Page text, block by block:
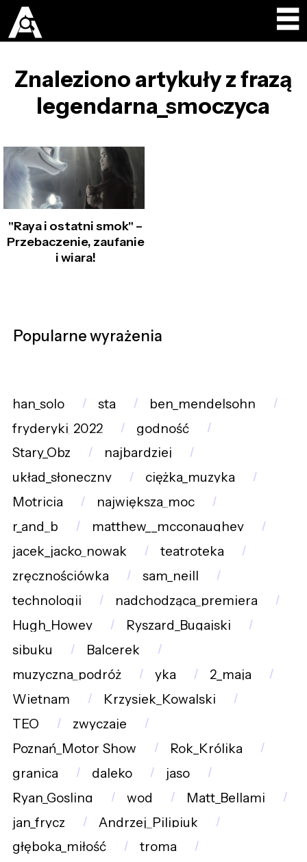
Znaleziono artykuły z frazą
legendarna_smoczyca
"Raya i ostatni smok" –
Przebaczenie, zaufanie
i wiara!
Popularne wyrażenia
han_solo sta
ben_mendelsohn
fryderyki_2022
godność
Stary_Obz
najbardziej
układ_słoneczny
ciężka_muzyka
Motricia
największa_moc
r_and_b
matthew__mcconaughey
jacek_jacko_nowak
teatroteka
zręcznościówka
sam_neill
technologii
nadchodząca_premiera
Hugh_Howey
Ryszard_Bugajski
sibuku
Balcerek
muzyczna_podróż
yka
2_maja
Wietnam
Krzysiek_Kowalski
TEO
zwyczaje
Poznań_Motor_Show
Rok_Królika
granica
daleko
jaso
Ryan_Gosling
wod
Matt_Bellami
jan_frycz
Andrzej_Pilipiuk
głęboka_miłość
troma